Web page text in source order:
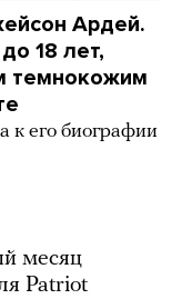
Ардей.
18 лет,
темнокожим
к его биографии
месяц
Patriot